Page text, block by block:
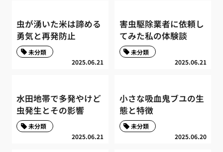
虫が湧いた米は諦める
勇気と再発防止
2025.06.21
未分類
害虫駆除業者に依頼し
てみた私の体験談
2025.06.21
未分類
水田地帯で多発やけど
虫発生とその影響
2025.06.21
未分類
小さな吸血鬼ブユの生
態と特徴
2025.06.20
未分類